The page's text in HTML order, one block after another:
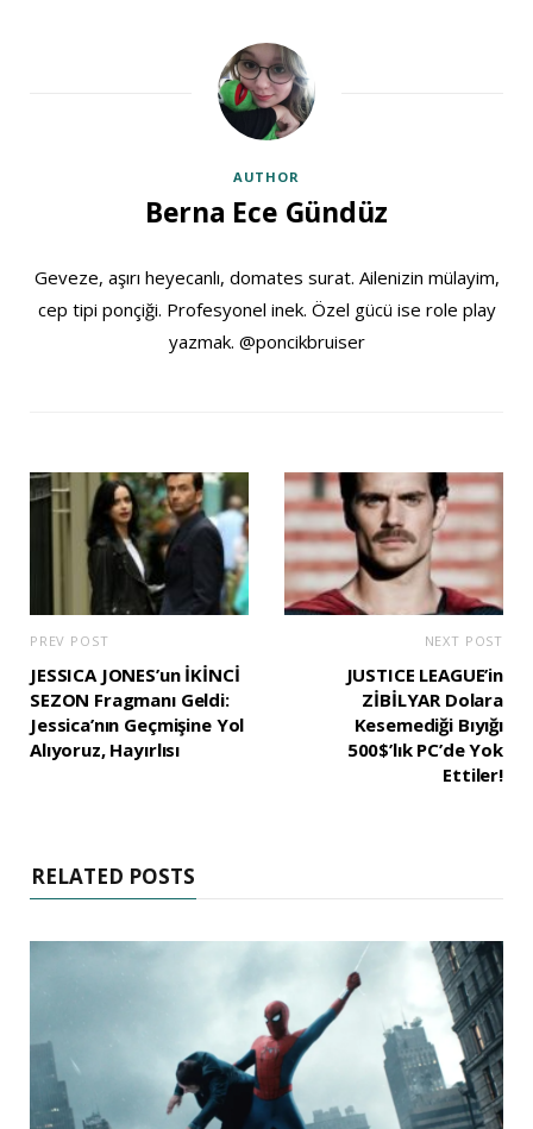
AUTHOR
Berna Ece Gündüz
Geveze, aşırı heyecanlı, domates surat. Ailenizin mülayim,
cep tipi ponçiği. Profesyonel inek. Özel gücü ise role play
yazmak. @poncikbruiser
PREV POST
JESSICA JONES’un İKİNCİ
SEZON Fragmanı Geldi:
Jessica’nın Geçmişine Yol
Alıyoruz, Hayırlısı
NEXT POST
JUSTICE LEAGUE’in
ZİBİLYAR Dolara
Kesemediği Bıyığı
500$’lık PC’de Yok
Ettiler!
RELATED POSTS